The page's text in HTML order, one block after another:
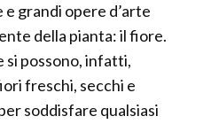
grandi opere d’arte
della pianta: il fiore.
si possono, infatti,
freschi, secchi e
soddisfare qualsiasi